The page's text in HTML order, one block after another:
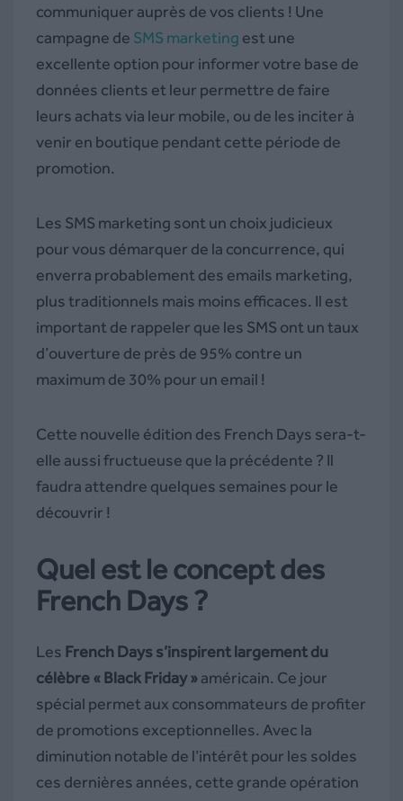
communiquer auprès de vos clients ! Une
campagne de SMS marketing est une
excellente option pour informer votre base de
données clients et leur permettre de faire
leurs achats via leur mobile, ou de les inciter à
venir en boutique pendant cette période de
promotion.
Les SMS marketing sont un choix judicieux
pour vous démarquer de la concurrence, qui
enverra probablement des emails marketing,
plus traditionnels mais moins efficaces. Il est
important de rappeler que les SMS ont un taux
d’ouverture de près de 95% contre un
maximum de 30% pour un email !
Cette nouvelle édition des French Days sera-t-
elle aussi fructueuse que la précédente ? Il
faudra attendre quelques semaines pour le
découvrir !
Quel est le concept des
French Days ?
Les French Days s’inspirent largement du
célèbre « Black Friday »américain. Ce jour
spécial permet aux consommateurs de profiter
de promotions exceptionnelles. Avec la
diminution notable de l’intérêt pour les soldes
ces dernières années, cette grande opération